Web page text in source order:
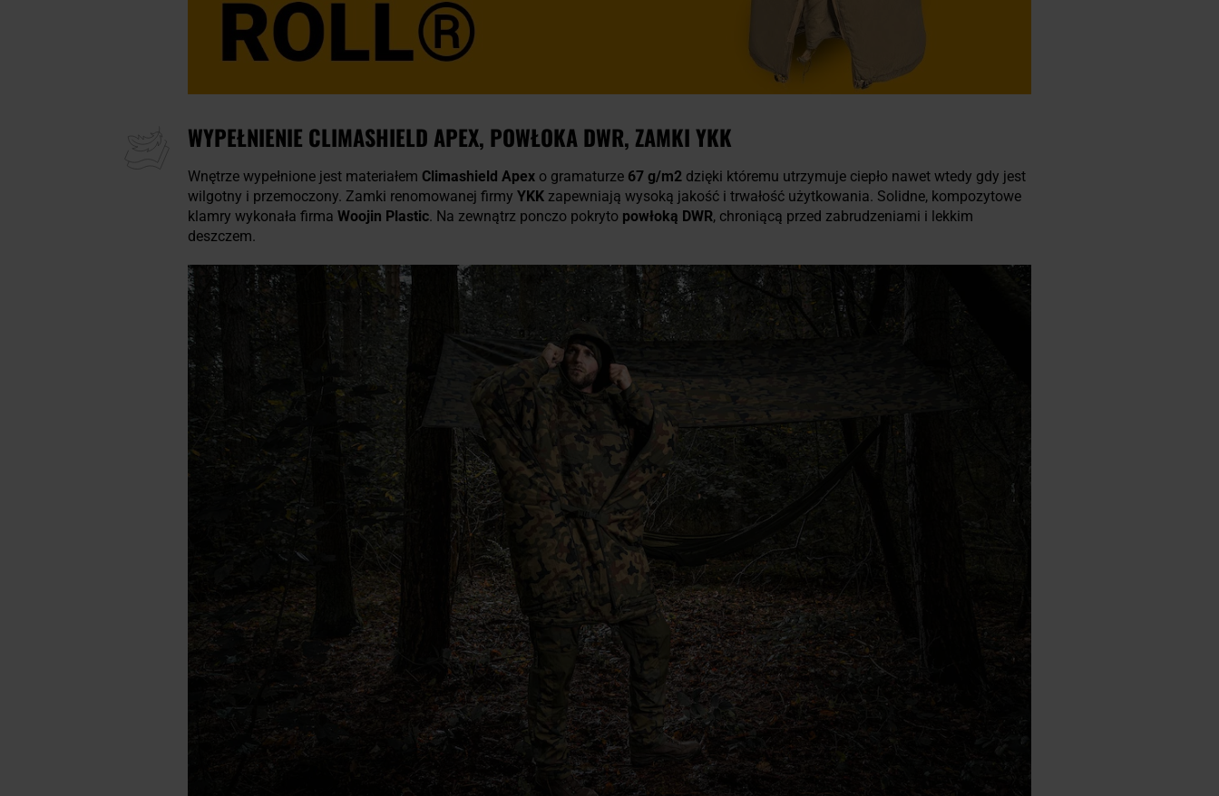
WYPEŁNIENIE CLIMASHIELD APEX, POWŁOKA DWR, ZAMKI YKK
Wnętrze wypełnione jest materiałem Climashield Apex o gramaturze 67 g/m2 dzięki któremu utrzymuje ciepło nawet wtedy gdy jest
wilgotny i przemoczony. Zamki renomowanej firmy YKK zapewniają wysoką jakość i trwałość użytkowania. Solidne, kompozytowe
klamry wykonała firma Woojin Plastic. Na zewnątrz ponczo pokryto powłoką DWR, chroniącą przed zabrudzeniami i lekkim
deszczem.